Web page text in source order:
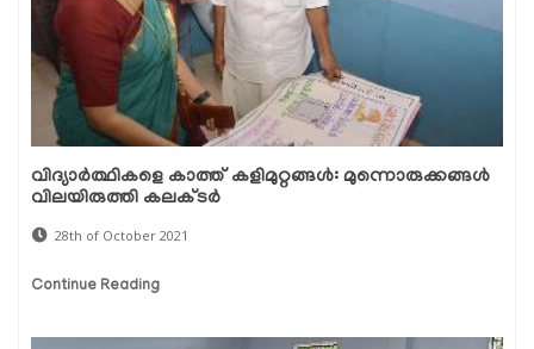
വിദ്യാര്‍ത്ഥികളെ കാത്ത് കളിമുറ്റങ്ങള്‍: മുന്നൊരുക്കങ്ങള്‍
വിലയിരുത്തി കലക്ടര്‍
28th of October 2021
Continue Reading